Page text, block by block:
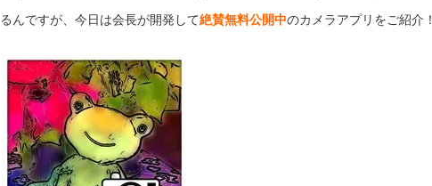
るんですが、今日は会長が開発して絶賛無料公開中のカメラアプリをご紹介！